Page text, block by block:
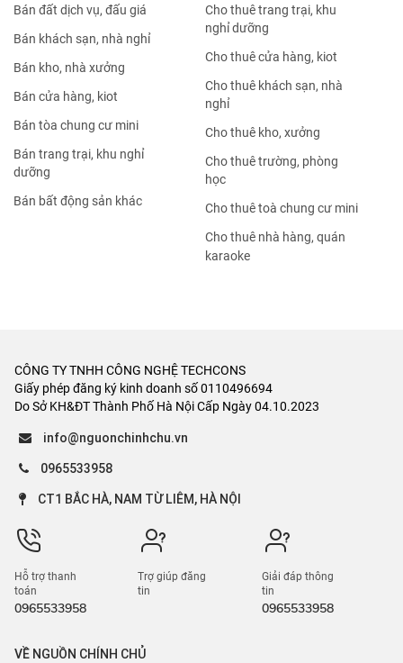
Bán đất dịch vụ, đấu giá
Bán khách sạn, nhà nghỉ
Bán kho, nhà xưởng
Bán cửa hàng, kiot
Bán tòa chung cư mini
Bán trang trại, khu nghỉ
dưỡng
Bán bất động sản khác
Cho thuê trang trại, khu
nghỉ dưỡng
Cho thuê cửa hàng, kiot
Cho thuê khách sạn, nhà
nghỉ
Cho thuê kho, xưởng
Cho thuê trường, phòng
học
Cho thuê toà chung cư mini
Cho thuê nhà hàng, quán
karaoke
CÔNG TY TNHH CÔNG NGHỆ TECHCONS
Giấy phép đăng ký kinh doanh số 0110496694
Do Sở KH&ĐT Thành Phố Hà Nội Cấp Ngày 04.10.2023
info@nguonchinhchu.vn
0965533958
CT1 BẮC HÀ, NAM TỪ LIÊM, HÀ NỘI
Hỗ trợ thanh
toán
0965533958
Trợ giúp đăng
tin
Giải đáp thông
tin
0965533958
VỀ NGUỒN CHÍNH CHỦ